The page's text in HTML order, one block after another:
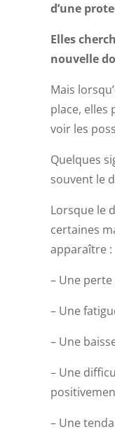
d’une
Elles
nouvelle
Mais
place, elles
voir les
Quelques
souvent le
Lorsque le
certaines
apparaître :
– Une
– Une
– Une
– Une
– Une